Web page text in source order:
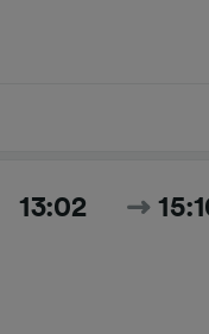
13:02